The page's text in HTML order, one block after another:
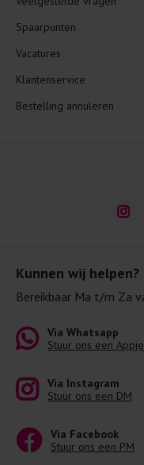
Kunnen wij helpen?
Bereikbaar Ma t/m Za
Via Whatsapp
Stuur ons een Appje
Via Instagram
Stuur ons een DM
Via Facebook
Stuur ons een PM
Spaarpunten
Vacatures
Klantenservice
Bestelling annuleren